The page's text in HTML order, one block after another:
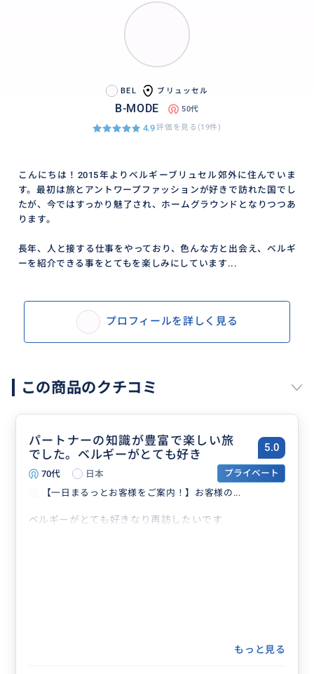
BEL ブリュッセル
B-MODE 50代
4.9評価を見る(19件)
こんにちは！2015年よりベルギーブリュセル郊外に住んでいま
す。最初は旅とアントワープファッションが好きで訪れた国でし
たが、今ではすっかり魅了され、ホームグラウンドとなりつつあ
ります。
長年、人と接する仕事をやっており、色んな方と出会え、ベルギ
ーを紹介できる事をとてもを楽しみにしています...
プロフィールを詳しく見る
この商品のクチコミ
パートナーの知識が豊富で楽しい旅
でした。ベルギーがとても好き
5.0
70代 日本
プライベート
【一日まるっとお客様をご案内！】お客様の...
ベルギーがとても好きなり再訪したいです
もっと見る